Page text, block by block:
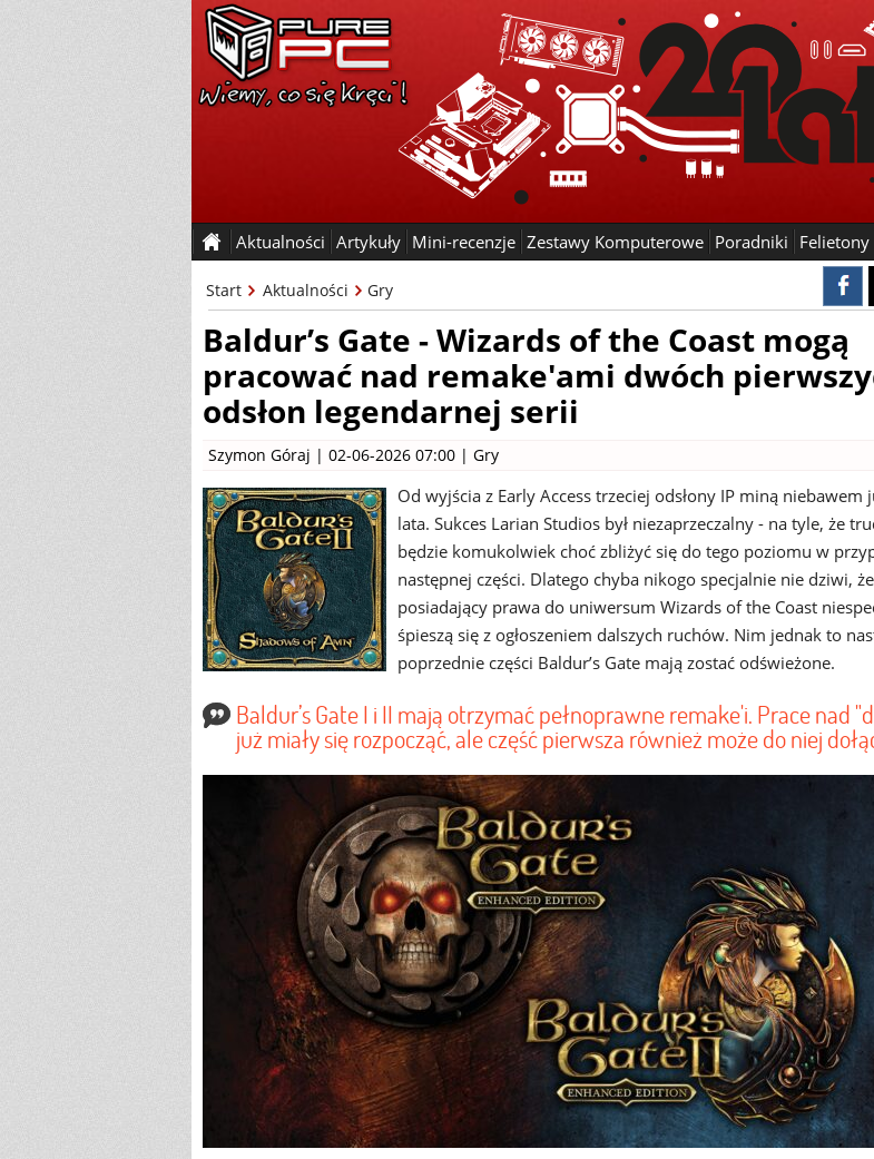
Aktualności Artykuły Mini-recenzje Zestawy Komputerowe Poradniki Felietony
Start Aktualności Gry
Baldur’s Gate - Wizards of the Coast mogą
pracować nad remake'ami dwóch
odsłon legendarnej serii
Szymon Góraj | 02-06-2026 07:00 | Gry
Od wyjścia z Early Access trzeciej odsłony IP miną niebawem
lata. Sukces Larian Studios był niezaprzeczalny - na tyle, że
będzie komukolwiek choć zbliżyć się do tego poziomu w
następnej części. Dlatego chyba nikogo specjalnie nie dziwi, że
posiadający prawa do uniwersum Wizards of the Coast
śpieszą się z ogłoszeniem dalszych ruchów. Nim jednak to
poprzednie części Baldur’s Gate mają zostać odświeżone.
Baldur’s Gate I i II mają otrzymać pełnoprawne remake'i. Prace nad
już miały się rozpocząć, ale część pierwsza również może do niej